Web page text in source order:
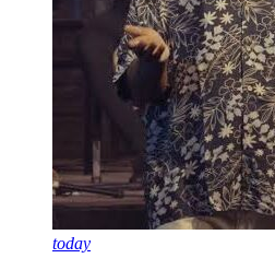
today